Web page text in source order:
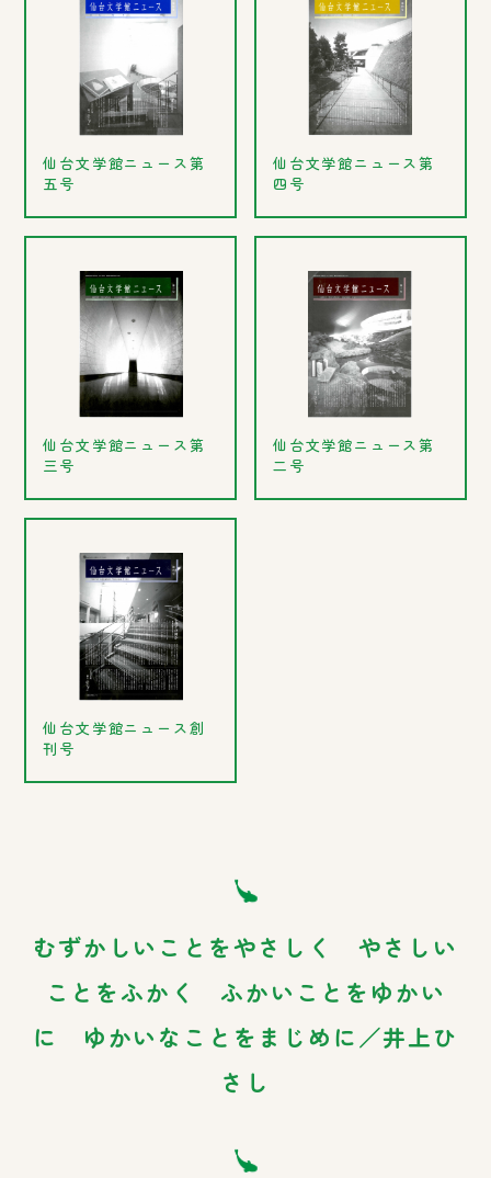
むずかしいことをやさしく やさしい
ことをふかく ふかいことをゆかい
に ゆかいなことをまじめに／井上ひ
さし
仙台文学館ニュース第
五号
仙台文学館ニュース第
四号
仙台文学館ニュース第
三号
仙台文学館ニュース第
二号
仙台文学館ニュース創
刊号